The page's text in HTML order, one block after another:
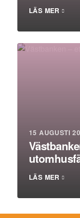
LÄS MER
15 AUGUSTI
LÄS MER